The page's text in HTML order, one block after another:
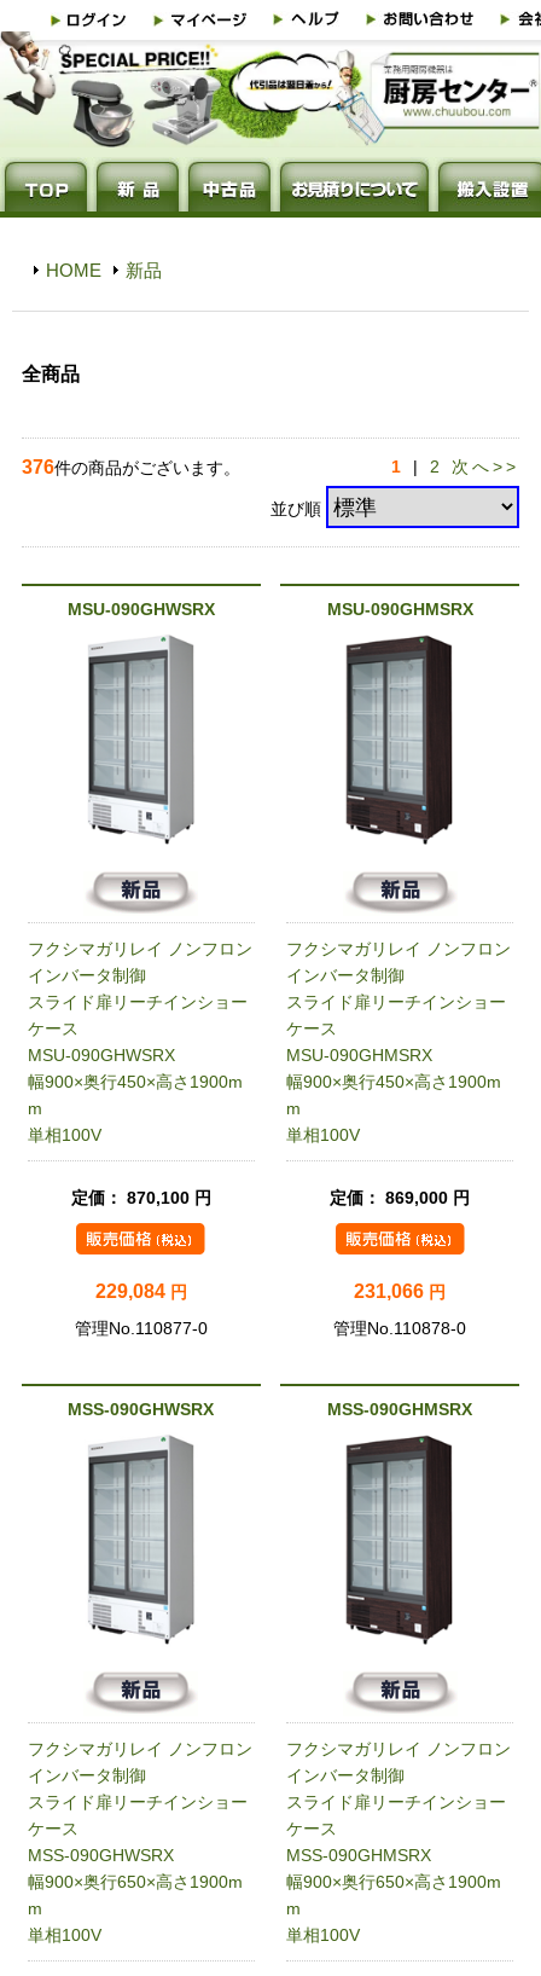
HOME 新品
全商品
376件の商品がございます。 1 | 2 次へ>>
並び順
MSU-090GHWSRX
フクシマガリレイ ノンフロン
インバータ制御
スライド扉リーチインショー
ケース
MSU-090GHWSRX
幅900×奥行450×高さ1900m
m
単相100V
定価： 870,100 円
229,084 円
管理No.110877-0
MSU-090GHMSRX
フクシマガリレイ ノンフロン
インバータ制御
スライド扉リーチインショー
ケース
MSU-090GHMSRX
幅900×奥行450×高さ1900m
m
単相100V
定価： 869,000 円
231,066 円
管理No.110878-0
MSS-090GHWSRX
フクシマガリレイ ノンフロン
インバータ制御
スライド扉リーチインショー
ケース
MSS-090GHWSRX
幅900×奥行650×高さ1900m
m
単相100V
MSS-090GHMSRX
フクシマガリレイ ノンフロン
インバータ制御
スライド扉リーチインショー
ケース
MSS-090GHMSRX
幅900×奥行650×高さ1900m
m
単相100V